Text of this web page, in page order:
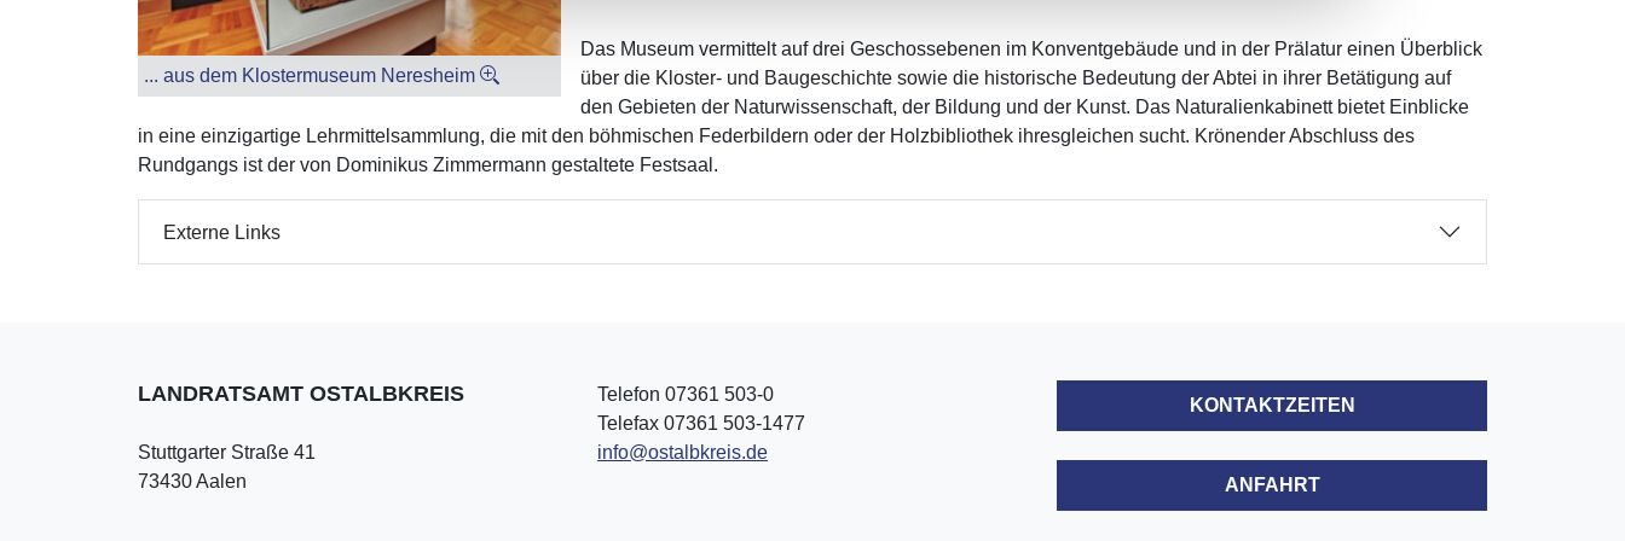
... aus dem Klostermuseum Neresheim
Das Museum vermittelt auf drei Geschossebenen im Konventgebäude und in der Prälatur einen Überblick
über die Kloster- und Baugeschichte sowie die historische Bedeutung der Abtei in ihrer Betätigung auf
den Gebieten der Naturwissenschaft, der Bildung und der Kunst. Das Naturalienkabinett bietet Einblicke
in eine einzigartige Lehrmittelsammlung, die mit den böhmischen Federbildern oder der Holzbibliothek ihresgleichen sucht. Krönender Abschluss des
Rundgangs ist der von Dominikus Zimmermann gestaltete Festsaal.
Externe Links
LANDRATSAMT OSTALBKREIS
Stuttgarter Straße 41
73430 Aalen
Telefon 07361 503-0
Telefax 07361 503-1477
info@ostalbkreis.de
KONTAKTZEITEN
ANFAHRT